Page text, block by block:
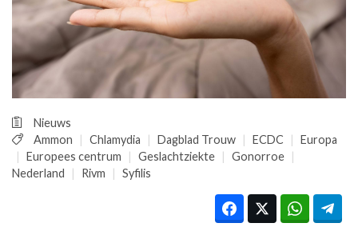
PRAKTIJKZAKEN
TARIEVEN
VPHUISARTSEN
MEDISCHE VAKHANDEL
REGISTRATIE
Nieuws
Ammon
Chlamydia Dagblad Trouw ECDC
Europa
Europees centrum
Geslachtziekte
Gonorroe
Nederland
Rivm Syfilis